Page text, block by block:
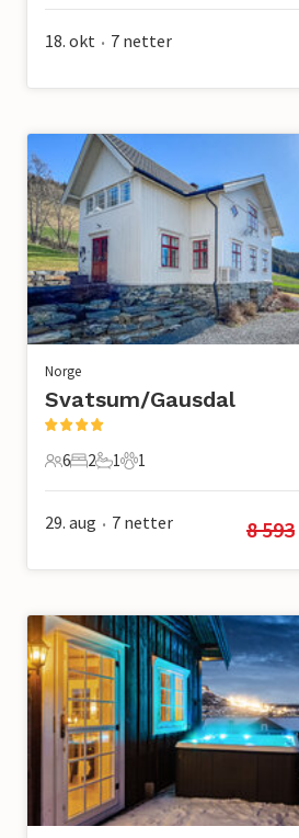
18. okt • 7 netter
Norge
Svatsum/Gausdal
6 Gjester
6
2 Soverom
2
1 Bad
1
1 Kjæledyr
1
29. aug • 7 netter 8 593